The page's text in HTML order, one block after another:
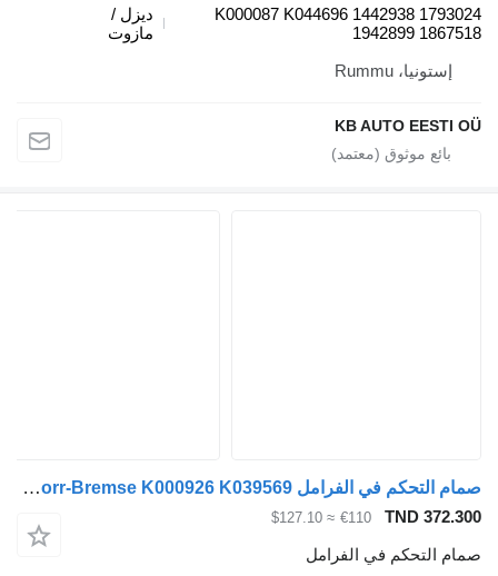
K000087 K044696 1442938
1942899
ديزل /
مازوت
إستونيا، Rummu
KB AUTO EESTI
صمام التحكم في الفرامل Knorr-Bremse K000926 K039569 لـ الشاحنات MAN TGL, TGM, TGS, TGX (2005-2021)
TND
€110
≈ $127.10
التحكم في الفرامل